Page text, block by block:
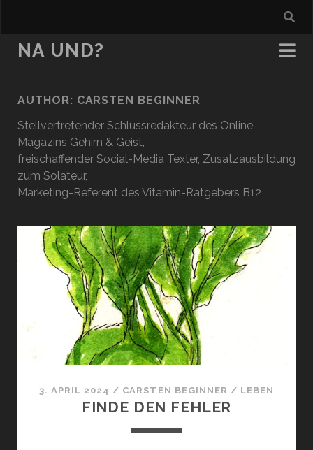
NA UND?
AUTHOR: CARSTEN BEGINNER
Stellvertretender Schlussredakteur des Online-
Magazins Gehirn & Geist,
freischaffender Social-Media Texter, Zusatzausbildung
zum Solateur,
Marketing-Referent des Vitamin-Ratgebers B12
3. APRIL 2024 / CARSTEN BEGINNER / LEBEN
FINDE DEN FEHLER